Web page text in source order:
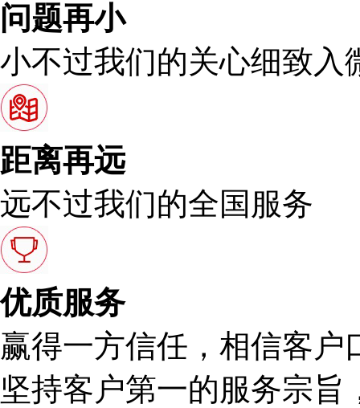
问题再小
小不过我们的关心细致入
距离再远
远不过我们的全国服务
优质服务
赢得一方信任，相信客户
坚持客户第一的服务宗旨